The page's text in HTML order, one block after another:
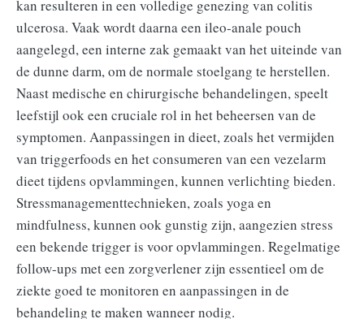
kan resulteren in een volledige genezing van colitis
ulcerosa. Vaak wordt daarna een ileo-anale pouch
aangelegd, een interne zak gemaakt van het uiteinde van
de dunne darm, om de normale stoelgang te herstellen.
Naast medische en chirurgische behandelingen, speelt
leefstijl ook een cruciale rol in het beheersen van de
symptomen. Aanpassingen in dieet, zoals het vermijden
van triggerfoods en het consumeren van een vezelarm
dieet tijdens opvlammingen, kunnen verlichting bieden.
Stressmanagementtechnieken, zoals yoga en
mindfulness, kunnen ook gunstig zijn, aangezien stress
een bekende trigger is voor opvlammingen. Regelmatige
follow-ups met een zorgverlener zijn essentieel om de
ziekte goed te monitoren en aanpassingen in de
behandeling te maken wanneer nodig.